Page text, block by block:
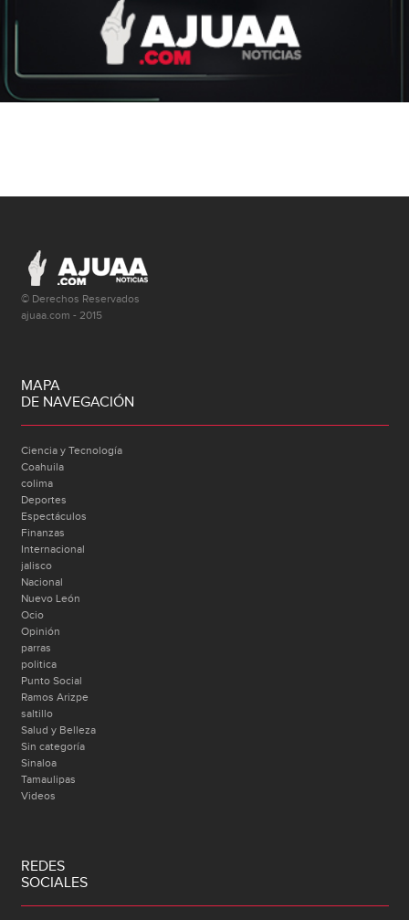
© Derechos Reservados
ajuaa.com - 2015
MAPA
DE NAVEGACIÓN
Ciencia y Tecnología
Coahuila
colima
Deportes
Espectáculos
Finanzas
Internacional
jalisco
Nacional
Nuevo León
Ocio
Opinión
parras
politica
Punto Social
Ramos Arizpe
saltillo
Salud y Belleza
Sin categoría
Sinaloa
Tamaulipas
Videos
REDES
SOCIALES